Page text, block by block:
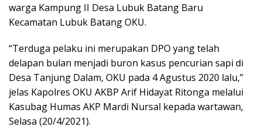
warga Kampung II Desa Lubuk Batang Baru
Kecamatan Lubuk Batang OKU.
“Terduga pelaku ini merupakan DPO yang telah
delapan bulan menjadi buron kasus pencurian sapi di
Desa Tanjung Dalam, OKU pada 4 Agustus 2020 lalu,”
jelas Kapolres OKU AKBP Arif Hidayat Ritonga melalui
Kasubag Humas AKP Mardi Nursal kepada wartawan,
Selasa (20/4/2021).